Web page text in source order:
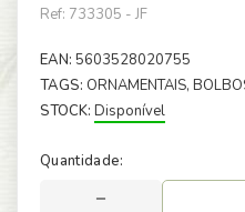
Ref: 733305 - JF
EAN: 5603528020755
TAGS: ORNAMENTAIS,
STOCK: Disponível
Quantidade: